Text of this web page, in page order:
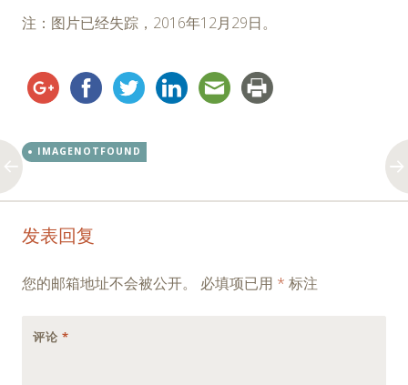
注：图片已经失踪，2016年12月29日。
IMAGENOTFOUND
Post
navigation
发表回复
您的邮箱地址不会被公开。 必填项已用 * 标注
评论 *